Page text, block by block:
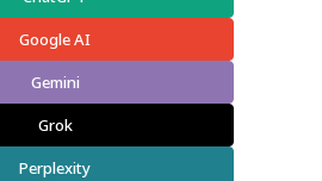
Google AI
Gemini
Grok
Perplexity